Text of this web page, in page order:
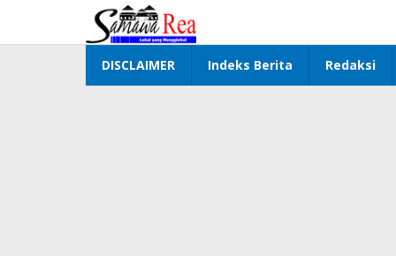
konten
DISCLAIMER Indeks Berita Redaksi